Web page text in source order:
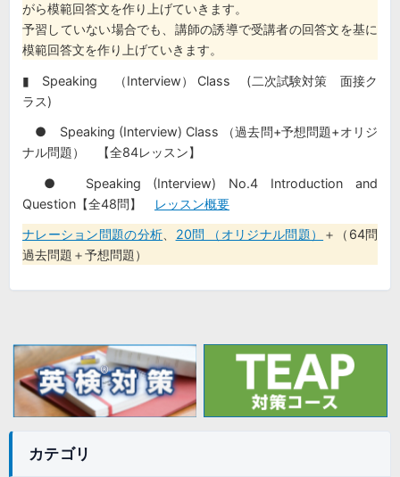
がら模範回答文を作り上げていきます。
予習していない場合でも、講師の誘導で受講者の回答文を基に
模範回答文を作り上げていきます。
▮ Speaking （Interview） Class (二次試験対策 面接ク
ラス)
● Speaking (Interview) Class （過去問+予想問題+オリジ
ナル問題） 【全84レッスン】
● Speaking (Interview) No.4 Introduction and
Question【全48問】
レッスン概要
ナレーション問題の分析 20問 （オリジナル問題）
＋（64問
過去問題＋予想問題）
カテゴリ